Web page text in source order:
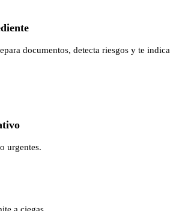
documentos, detecta riesgos y te indica
urgentes.
a ciegas